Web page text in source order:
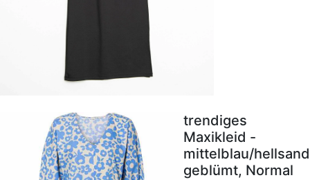
trendiges
Maxikleid -
mittelblau/hellsand
geblümt, Normal